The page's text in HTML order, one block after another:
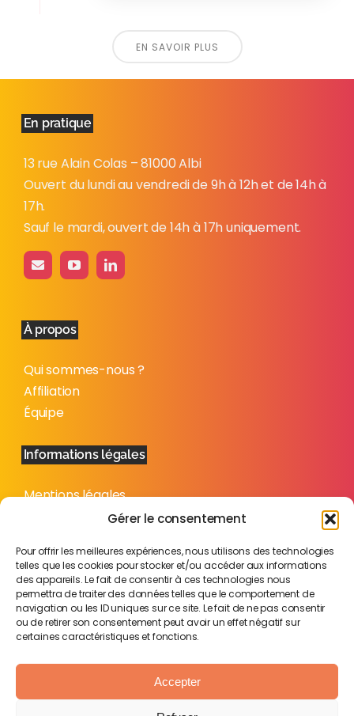
Gérer le consentement
Pour offrir les meilleures expériences, nous utilisons des technologies
telles que les cookies pour stocker et/ou accéder aux informations
des appareils. Le fait de consentir à ces technologies nous
permettra de traiter des données telles que le comportement de
navigation ou les ID uniques sur ce site. Le fait de ne pas consentir
ou de retirer son consentement peut avoir un effet négatif sur
certaines caractéristiques et fonctions.
Accepter
EN SAVOIR PLUS
En pratique
13 rue Alain Colas – 81000 Albi
Ouvert du lundi au vendredi de 9h à 12h et de 14h à
17h.
Sauf le mardi, ouvert de 14h à 17h uniquement.
À propos
Qui sommes-nous ?
Affiliation
Équipe
Informations légales
Mentions légales
Politique de confidentialité